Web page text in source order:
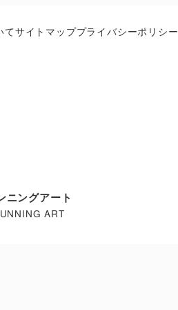
てサイトマッププライバシーポリシー
ニングアート
ART